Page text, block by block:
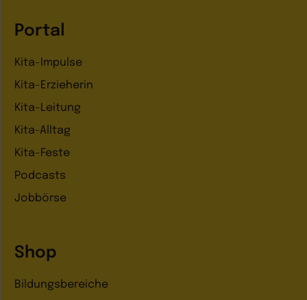
Portal
Kita-Impulse
Kita-Erzieherin
Kita-Leitung
Kita-Alltag
Kita-Feste
Podcasts
Jobbörse
Shop
Bildungsbereiche